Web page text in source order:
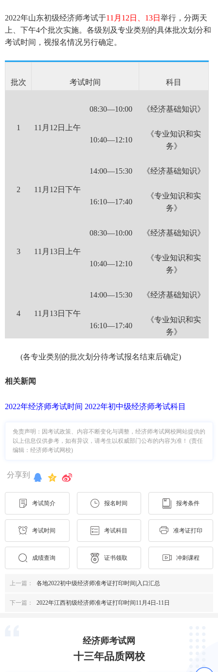
2022年山东初级经济师考试于11月12日、13日 举行，分两天
上、下午4个批次实施。各级别及专业类别的具体批次划分和
考试时间，视报名情况另行确定。
批次 考试时间 科目
1 11月12日上午
08:30—10:00 《经济基础知识》
10:40—12:10
《专业知识和实
务》
2 11月12日下午
14:00—15:30 《经济基础知识》
16:10—17:40
《专业知识和实
务》
3 11月13日上午
08:30—10:00 《经济基础知识》
10:40—12:10
《专业知识和实
务》
4 11月13日下午
14:00—15:30 《经济基础知识》
16:10—17:40
《专业知识和实
务》
(各专业类别的批次划分待考试报名结束后确定)
相关新闻
2022年经济师考试时间 2022年初中级经济师考试科目
免责声明：因考试政策、内容不断变化与调整，经济师考试网校网站提供的
以上信息仅供参考，如有异议，请考生以权威部门公布的内容为准！ (责任
编辑：经济师考试网校)
分享到
考试简介 报名时间 报考条件
考试时间 考试科目 准考证打印
成绩查询 证书领取 冲刺课程
上一篇： 各地2022初中级经济师准考证打印时间|入口汇总
下一篇： 2022年江西初级经济师准考证打印时间11月4日-11日
经济师考试网
十三年品质网校